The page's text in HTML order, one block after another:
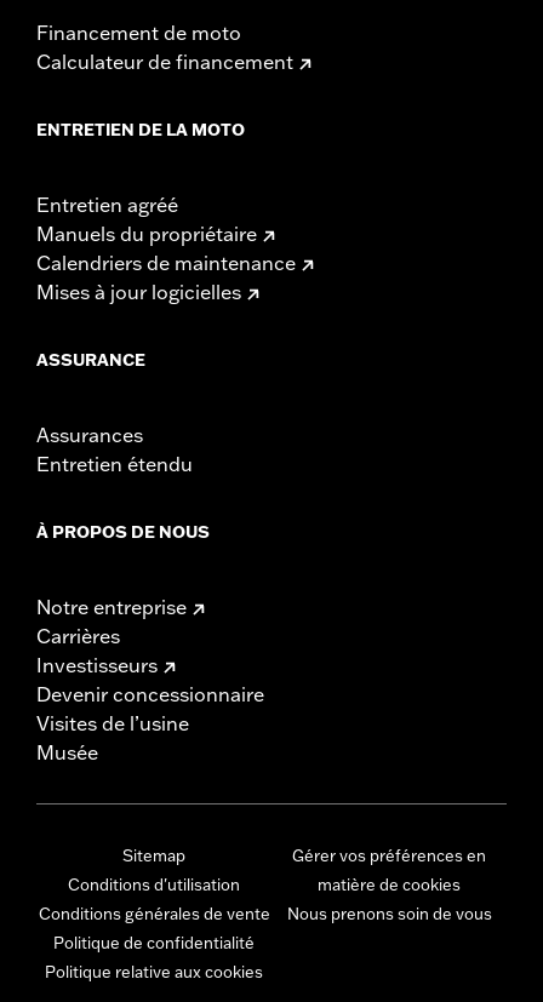
Financement de moto
Calculateur de financement
ENTRETIEN DE LA MOTO
Entretien agréé
Manuels du propriétaire
Calendriers de maintenance
Mises à jour logicielles
ASSURANCE
Assurances
Entretien étendu
À PROPOS DE NOUS
Notre entreprise
Carrières
Investisseurs
Devenir concessionnaire
Visites de l’usine
Musée
Sitemap
Conditions d'utilisation
Conditions générales de vente
Politique de confidentialité
Politique relative aux cookies
Gérer vos préférences en
matière de cookies
Nous prenons soin de vous